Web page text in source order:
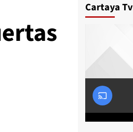
Cartaya Tv